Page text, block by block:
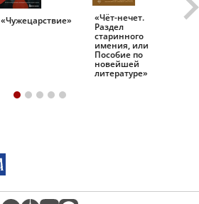
«Чужецарствие» «Чёт-нечет.
Раздел
старинного
имения, или
Пособие по
новейшей
литературе»